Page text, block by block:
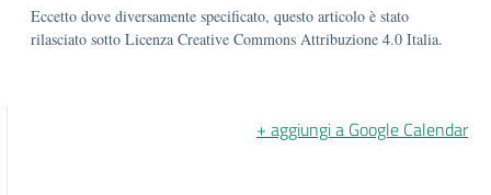
Eccetto dove diversamente specificato, questo articolo è stato
rilasciato sotto Licenza Creative Commons Attribuzione 4.0 Italia.
+ aggiungi a Google Calendar